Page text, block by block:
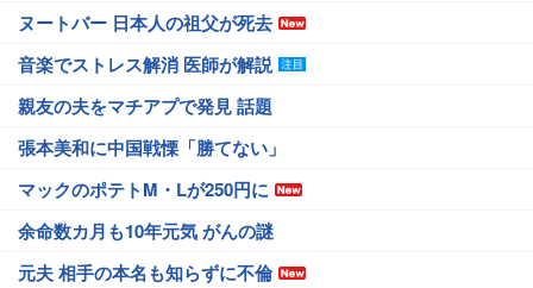
ヌートバー 日本人の祖父が死去
音楽でストレス解消 医師が解説
親友の夫をマチアプで発見 話題
張本美和に中国戦慄「勝てない」
マックのポテトM・Lが250円に
余命数カ月も10年元気 がんの謎
元夫 相手の本名も知らずに不倫